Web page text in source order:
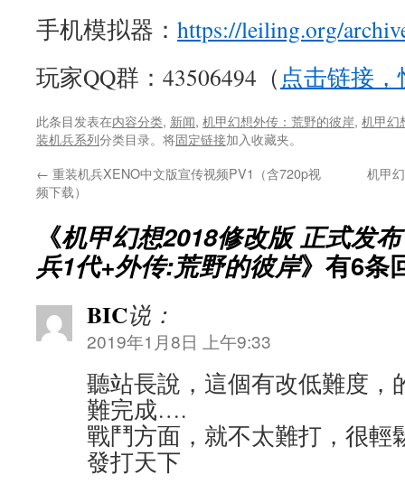
手机模拟器： https://leiling.org/
玩家QQ群：43506494（ 点击链接
此条目发表在内容分类, 新闻, 机甲幻想外传：荒野的彼岸, 机甲幻
装机兵系列分类目录。将固定链接加入收藏夹。
← 重装机兵XENO中文版宣传视频PV1（含720p视
频下载）
机甲
《机甲幻想2018修改版 正式发
兵1代+外传:荒野的彼岸》有6条
BIC说：
2019年1月8日 上午9:33
聽站長說，這個有改低難度，
難完成….
戰鬥方面，就不太難打，很輕
發打天下